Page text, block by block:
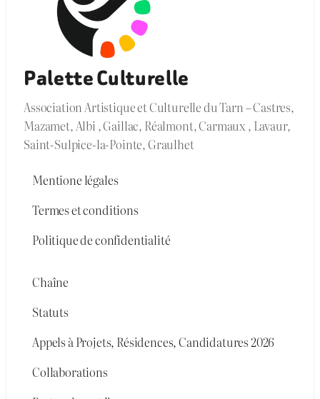
Palette Culturelle
Association Artistique et Culturelle du Tarn – Castres,
Mazamet, Albi , Gaillac, Réalmont, Carmaux , Lavaur,
Saint-Sulpice-la-Pointe, Graulhet
Mentione légales
Termes et conditions
Politique de confidentialité
Chaîne
Statuts
Appels à Projets, Résidences, Candidatures 2026
Collaborations